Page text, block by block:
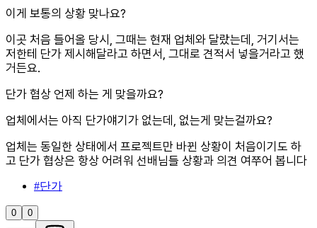
이게 보통의 상황 맞나요?
이곳 처음 들어올 당시, 그때는 현재 업체와 달랐는데, 거기서는
저한테 단가 제시해달라고 하면서, 그대로 견적서 넣을거라고 했
거든요.
단가 협상 언제 하는 게 맞을까요?
업체에서는 아직 단가얘기가 없는데, 없는게 맞는걸까요?
업체는 동일한 상태에서 프로젝트만 바뀐 상황이 처음이기도 하
고 단가 협상은 항상 어려워 선배님들 상황과 의견 여쭈어 봅니다
#단가
0 0